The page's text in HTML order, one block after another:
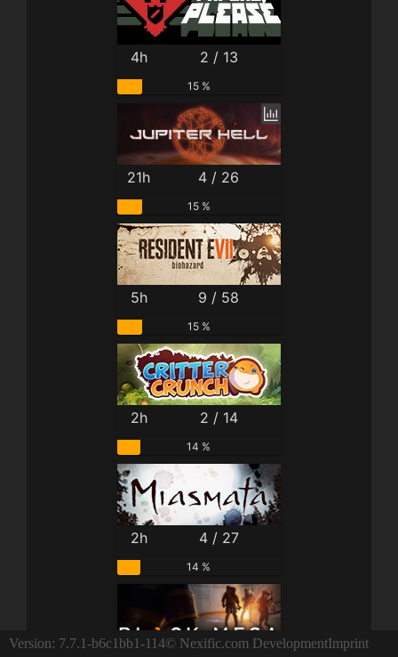
4h 2 / 13
15 %
21h 4 / 26
15 %
5h 9 / 58
15 %
2h 2 / 14
14 %
2h 4 / 27
14 %
Version: 7.7.1-b6c1bb1-114© Nexific.com DevelopmentImprint